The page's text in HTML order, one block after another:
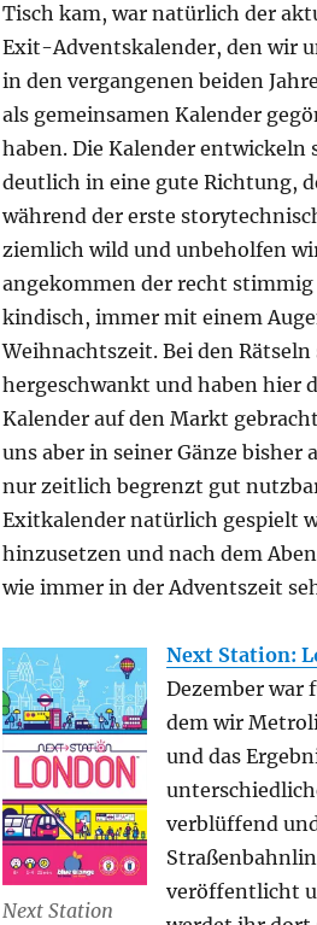
Tisch kam, war natürlich der
Exit-Adventskalender, den wir
in den vergangenen beiden
als gemeinsamen Kalender
haben. Die Kalender entwickeln
deutlich in eine gute Richtung,
während der erste
ziemlich wild und unbeholfen
angekommen der recht
kindisch, immer mit einem
Weihnachtszeit. Bei den
hergeschwankt und haben hier
Kalender auf den Markt
uns aber in seiner Gänze bisher
nur zeitlich begrenzt gut
Exitkalender natürlich gespielt
hinzusetzen und nach dem
wie immer in der Adventszeit
Next Station
Next Station:
Dezember war
dem wir
und das
verblüffend
veröffentlicht